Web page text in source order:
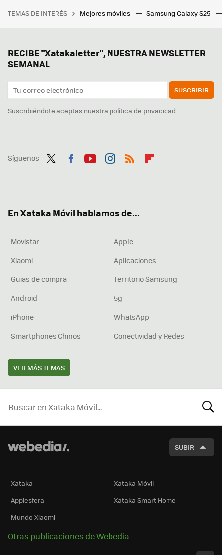
TEMAS DE INTERÉS Mejores móviles Samsung Galaxy S25
RECIBE "Xatakaletter", NUESTRA NEWSLETTER
SEMANAL
SUSCRIBIR
Suscribiéndote aceptas nuestra política de privacidad
Síguenos
En Xataka Móvil hablamos de...
Movistar
Apple
Xiaomi
Aplicaciones
Guías de compra
Territorio Samsung
Android
5g
iPhone
WhatsApp
Smartphones Chinos
Conectividad y Redes
VER MÁS TEMAS
SUBIR
Xataka
Xataka Móvil
Applesfera
Xataka Smart Home
Mundo Xiaomi
Otras publicaciones de Webedia